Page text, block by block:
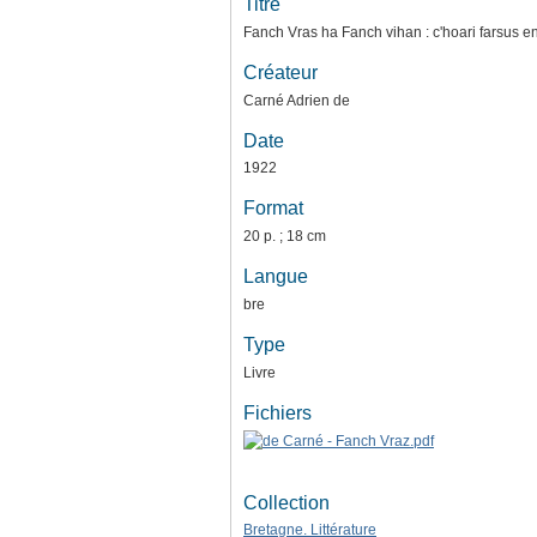
Titre
Fanch Vras ha Fanch vihan : c'hoari farsus
Créateur
Carné Adrien de
Date
1922
Format
20 p. ; 18 cm
Langue
bre
Type
Livre
Fichiers
Collection
Bretagne. Littérature